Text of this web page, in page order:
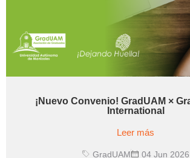
¡Nuevo Convenio! GradUAM ×
International
Leer más
GradUAM 04 Jun 2026